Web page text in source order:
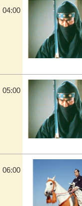
04:00
05:00
06:00